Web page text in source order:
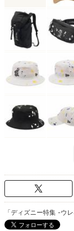
「ディズニー特集 -ウ